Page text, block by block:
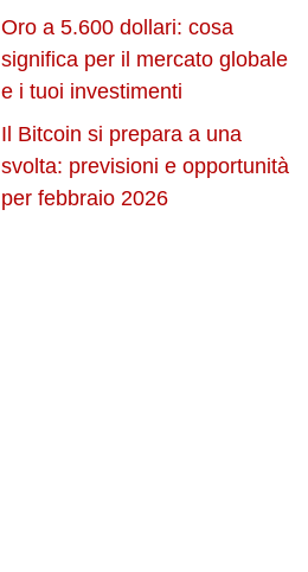
Oro a 5.600 dollari: cosa
significa per il mercato globale
e i tuoi investimenti
Il Bitcoin si prepara a una
svolta: previsioni e opportunità
per febbraio 2026